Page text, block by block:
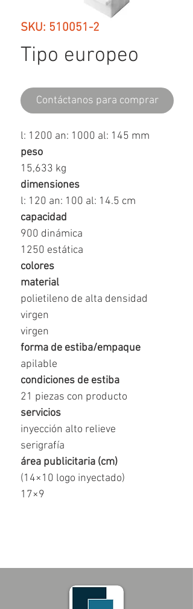
SKU: 510051-2
Tipo europeo
Contáctanos para comprar
l: 1200 an: 1000 al: 145 mm
peso
15,633 kg
dimensiones
l: 120 an: 100 al: 14.5 cm
capacidad
900 dinámica
1250 estática
colores
material
polietileno de alta densidad
virgen
virgen
forma de estiba/empaque
apilable
condiciones de estiba
21 piezas con producto
servicios
inyección alto relieve
serigrafía
área publicitaria (cm)
(14×10 logo inyectado)
17×9